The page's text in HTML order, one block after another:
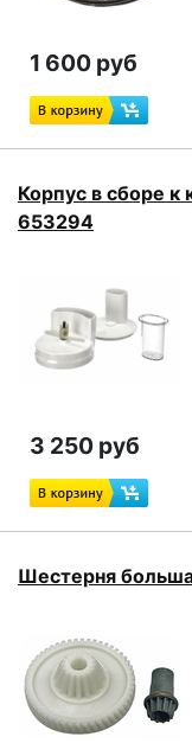
1 600 руб
Корпус в сборе к
653294
3 250 руб
Шестерня